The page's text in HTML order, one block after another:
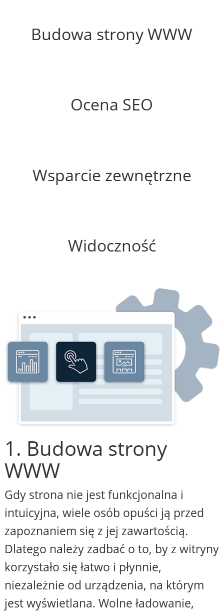
Budowa strony WWW
Ocena SEO
Wsparcie zewnętrzne
Widoczność
1. Budowa strony
WWW
Gdy strona nie jest funkcjonalna i
intuicyjna, wiele osób opuści ją przed
zapoznaniem się z jej zawartością.
Dlatego należy zadbać o to, by z witryny
korzystało się łatwo i płynnie,
niezależnie od urządzenia, na którym
jest wyświetlana. Wolne ładowanie,